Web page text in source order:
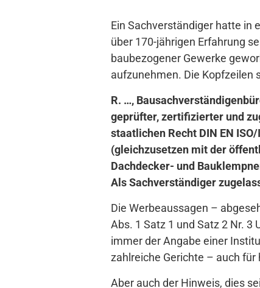
Ein Sachverständiger hatte in
über 170-jährigen Erfahrung
baubezogener Gewerke
aufzunehmen. Die Kopfzeilen
R. …,
geprüfter, zertifizierter und
staatlichen Recht DIN EN ISO/
(gleichzusetzen mit der
Dachdecker- und
Als Sachverständiger
Die Werbeaussagen –
Abs. 1 Satz 1 und Satz 2 Nr. 3
immer der Angabe einer
zahlreiche Gerichte – auch
Aber auch der Hinweis, dies